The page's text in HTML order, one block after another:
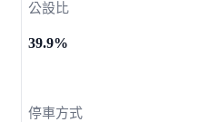
公設比
39.9%
停車方式